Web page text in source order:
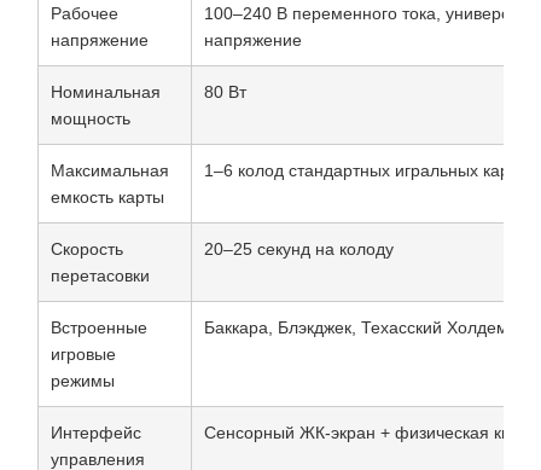
Рабочее
напряжение
100–240 В переменного тока,
напряжение
Номинальная
мощность
80 Вт
Максимальная
емкость карты
1–6 колод стандартных игральных карт
Скорость
перетасовки
20–25 секунд на колоду
Встроенные
игровые
режимы
Баккара, Блэкджек, Техасский Холдем,
Интерфейс
управления
Сенсорный ЖК-экран + физическая